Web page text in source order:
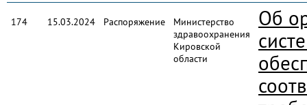
174 15.03.2024 Распоряжение
Министерство
здравоохранения
Кировской
области
Об